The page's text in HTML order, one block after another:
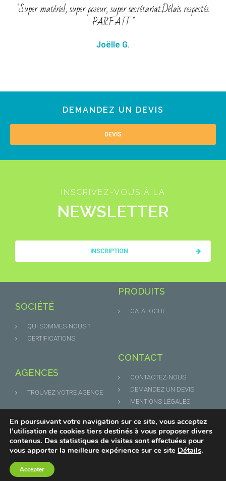
"Super matériel, super poseur, super secrétariat.Délais respectés.
PARFAIT."
Joëlle G.
DEMANDEZ UN DEVIS
DEVIS
INSCRIVEZ-VOUS À LA
NEWSLETTER
INSCRIPTION
SOCIÉTÉ
QUI SOMMES-NOUS ?
CERTIFICATIONS
PRODUITS
CATALOGUE
AGENCES
TROUVEZ VOTRE AGENCE
CONTACT
CONTACTEZ-NOUS
DEMANDEZ UN DEVIS
MENTIONS LÉGALES
© ECOTHERME 2021 | All rights reserved
En poursuivant votre navigation sur ce site, vous acceptez
l’utilisation de cookies tiers destinés à vous proposer divers
contenus. Des statistiques de visites sont effectuées pour
vous apporter la meilleure expérience sur ce site Détails.
Accepter